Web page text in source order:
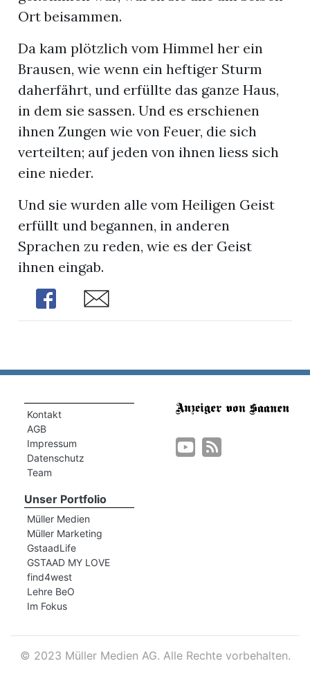
Ort beisammen.
Da kam plötzlich vom Himmel her ein
Brausen, wie wenn ein heftiger Sturm
daherfährt, und erfüllte das ganze Haus,
in dem sie sassen. Und es erschienen
ihnen Zungen wie von Feuer, die sich
verteilten; auf jeden von ihnen liess sich
eine nieder.
Und sie wurden alle vom Heiligen Geist
erfüllt und begannen, in anderen
Sprachen zu reden, wie es der Geist
ihnen eingab.
Share
Share
Kontakt
AGB
Impressum
Datenschutz
Team
Unser Portfolio
Müller Medien
Müller Marketing
GstaadLife
GSTAAD MY LOVE
find4west
Lehre BeO
Im Fokus
© 2023 Müller Medien AG. Alle Rechte vorbehalten.